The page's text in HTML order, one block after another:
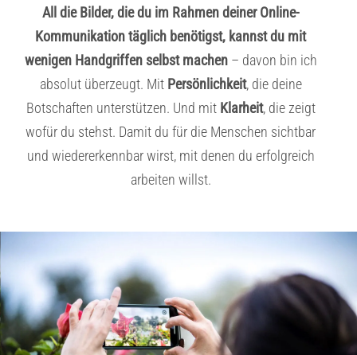
All die Bilder, die du im Rahmen deiner Online-
Kommunikation täglich benötigst, kannst du mit
wenigen Handgriffen selbst machen– davon bin ich
absolut überzeugt. Mit Persönlichkeit, die deine
Botschaften unterstützen. Und mit Klarheit, die zeigt
wofür du stehst. Damit du für die Menschen sichtbar
und wiedererkennbar wirst, mit denen du erfolgreich
arbeiten willst.